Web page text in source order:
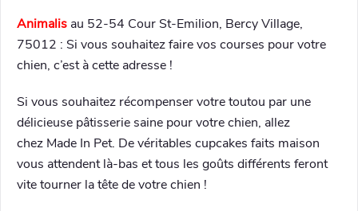
Animalis au 52-54 Cour St-Emilion, Bercy Village,
75012 : Si vous souhaitez faire vos courses pour votre
chien, c’est à cette adresse !
Si vous souhaitez récompenser votre toutou par une
délicieuse pâtisserie saine pour votre chien, allez
chez Made In Pet. De véritables cupcakes faits maison
vous attendent là-bas et tous les goûts différents feront
vite tourner la tête de votre chien !